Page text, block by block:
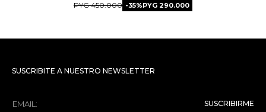
PYG 450.000 35 PYG 290.000
SUSCRIBITE A NUESTRO NEWSLETTER
SUSCRIBIRME